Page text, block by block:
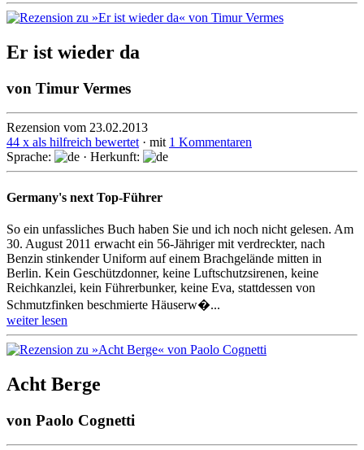
Er ist wieder da
von Timur Vermes
Rezension vom 23.02.2013
44 x als hilfreich bewertet · mit 1 Kommentaren
Sprache:
· Herkunft:
Germany's next Top-Führer
So ein unfassliches Buch haben Sie und ich noch nicht gelesen. Am
30. August 2011 erwacht ein 56-Jähriger mit verdreckter, nach
Benzin stinkender Uniform auf einem Brachgelände mitten in
Berlin. Kein Geschützdonner, keine Luft­schutz­sirenen, keine
Reichkanzlei, kein Führerbunker, keine Eva, stattdessen von
Schmutzfinken beschmierte Häuserw�...
weiter lesen
Acht Berge
von Paolo Cognetti